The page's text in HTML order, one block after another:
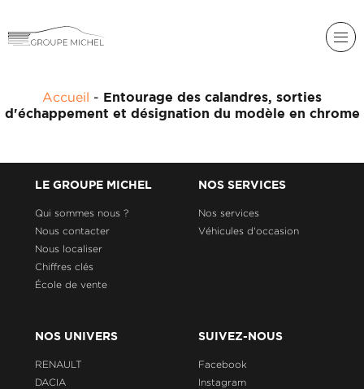
DACIA
LIGIER
PROFESSIONAL
MICHEL
HISTORIQUE
DU
MICHEL
Accueil - Entourage des calandres, sorties
d'échappement et désignation du modèle en chrome
LE GROUPE MICHEL
Qui sommes nous ?
Nous contacter
Nous localiser
Chiffres clés
École de vente
NOS SERVICES
Nos services
Véhicules d'occasion
NOS UNIVERS
RENAULT
DACIA
SUIVEZ-NOUS
Facebook
Instagram